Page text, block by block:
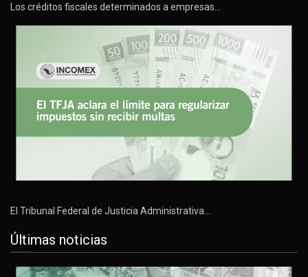
Los créditos fiscales determinados a empresas…
El Tribunal Federal de Justicia Administrativa…
Últimas noticias